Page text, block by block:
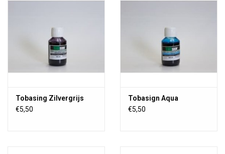
Tobasing Zilvergrijs
€5,50
Tobasign Aqua
€5,50